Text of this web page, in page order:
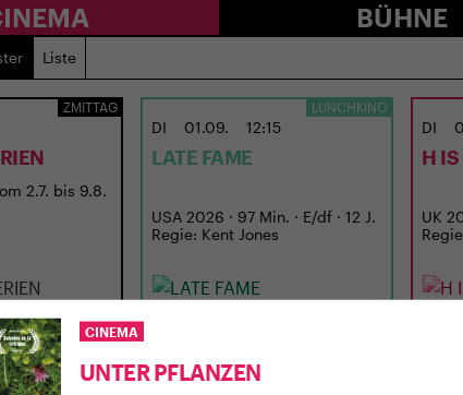
BÜHNE
Liste
ZMITTAG
2.7. bis 9.8.
LUNCHKINO
DI 01.09. 12:15
LATE FAME
USA 2026 · 97 Min. · E/df · 12 J.
Regie: Kent Jones
DI
H
UK
CINEMA
UNTER PFLANZEN